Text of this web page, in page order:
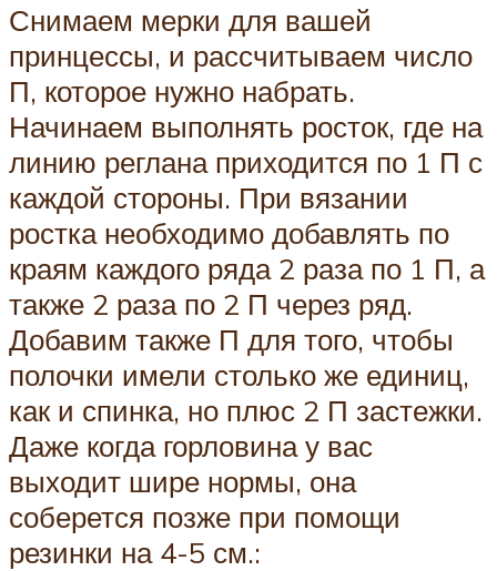
Снимаем мерки для вашей
принцессы, и рассчитываем число
П, которое нужно набрать.
Начинаем выполнять росток, где на
линию реглана приходится по 1 П с
каждой стороны. При вязании
ростка необходимо добавлять по
краям каждого ряда 2 раза по 1 П, а
также 2 раза по 2 П через ряд.
Добавим также П для того, чтобы
полочки имели столько же единиц,
как и спинка, но плюс 2 П застежки.
Даже когда горловина у вас
выходит шире нормы, она
соберется позже при помощи
резинки на 4-5 см.: